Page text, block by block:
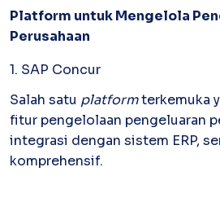
Platform untuk Mengelola
Perusahaan
1. SAP Concur
Salah satu platformterkemuka
fitur pengelolaan pengeluaran
integrasi dengan sistem ERP,
komprehensif.